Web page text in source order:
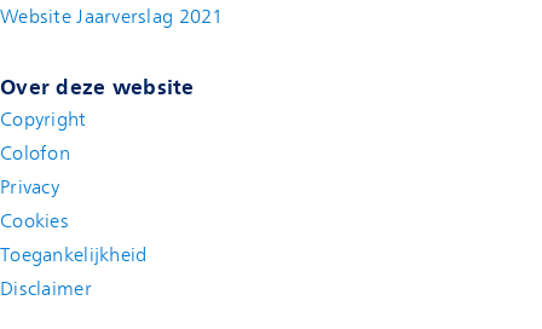
Website Jaarverslag 2021
Over deze website
Copyright
Colofon
Privacy
Cookies
Toegankelijkheid
Disclaimer(new window)